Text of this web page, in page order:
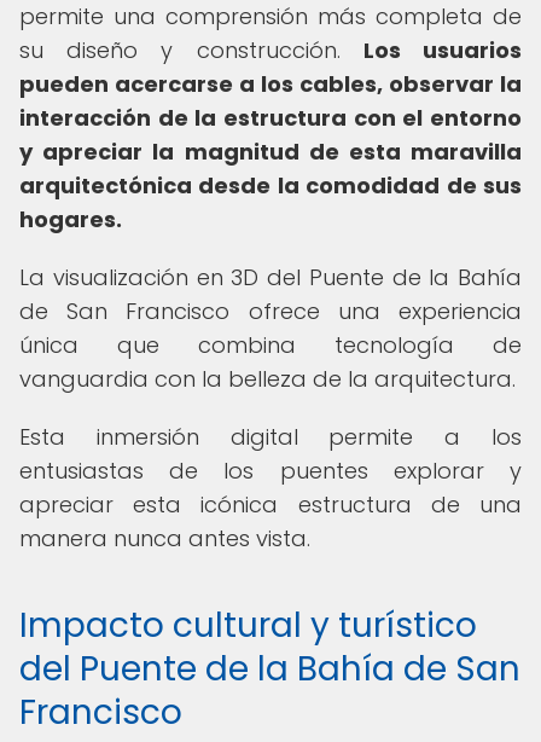
permite una comprensión más completa de
su diseño y construcción. Los usuarios
pueden acercarse a los cables, observar la
interacción de la estructura con el entorno
y apreciar la magnitud de esta maravilla
arquitectónica desde la comodidad de sus
hogares.
La visualización en 3D del Puente de la Bahía
de San Francisco ofrece una experiencia
única que combina tecnología de
vanguardia con la belleza de la arquitectura.
Esta inmersión digital permite a los
entusiastas de los puentes explorar y
apreciar esta icónica estructura de una
manera nunca antes vista.
Impacto cultural y turístico
del Puente de la Bahía de San
Francisco